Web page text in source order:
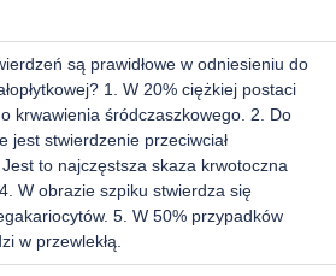
są prawidłowe w odniesieniu do
1. W 20% ciężkiej postaci
krwawienia śródczaszkowego. 2. Do
jest stwierdzenie przeciwciał
to najczęstsza skaza krwotoczna
W obrazie szpiku stwierdza się
5. W 50% przypadków
w przewlekłą.